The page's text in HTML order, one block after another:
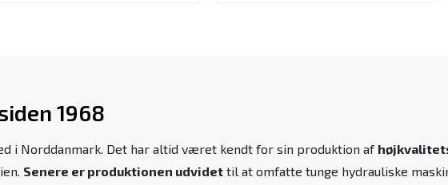
1968
i Norddanmark. Det har altid været kendt for sin produktion af
Senere er produktionen udvidet til at omfatte tunge hydrauliske